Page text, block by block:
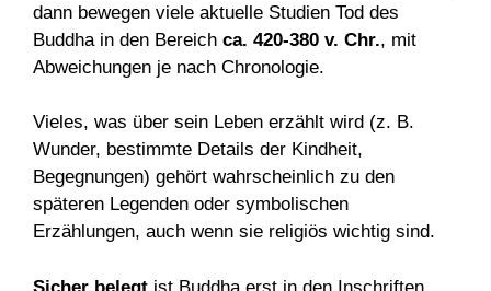
dann bewegen viele aktuelle Studien Tod des
Buddha in den Bereich ca. 420-380 v. Chr., mit
Abweichungen je nach Chronologie.
Vieles, was über sein Leben erzählt wird (z. B.
Wunder, bestimmte Details der Kindheit,
Begegnungen) gehört wahrscheinlich zu den
späteren Legenden oder symbolischen
Erzählungen, auch wenn sie religiös wichtig sind.
Sicher belegt ist Buddha erst in den Inschriften